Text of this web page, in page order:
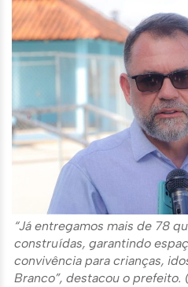
“Já entregamos mais de 78
construídas, garantindo
convivência para crianças,
Branco”, destacou o prefeito.